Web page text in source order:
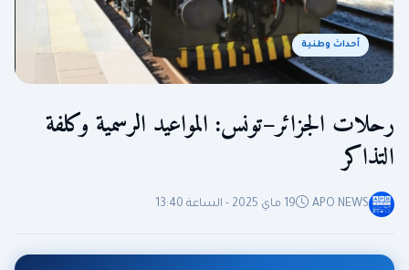
أحداث وطنية
رحلات الجزائر–تونس: المواعيد الرسمية وكلفة
التذاكر
APO NEWS 19 ماي 2025 - الساعة 13:40